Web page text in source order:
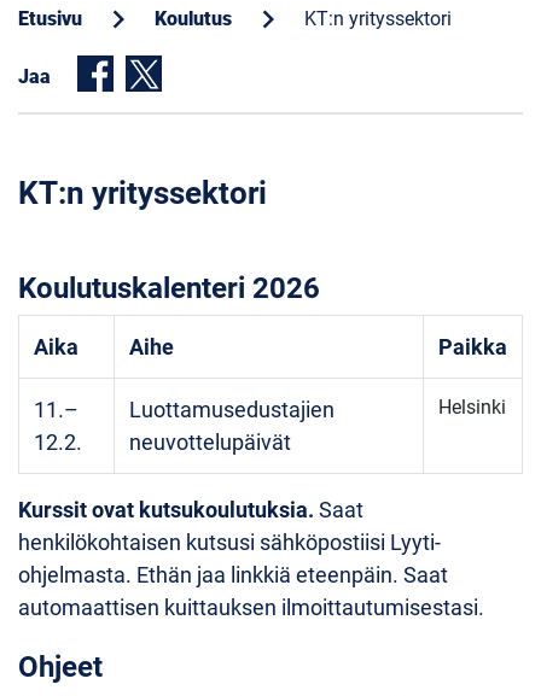
Etusivu chevron_right Koulutus chevron_right KT:n yrityssektori
Jaa
KT:n yrityssektori
Koulutuskalenteri 2026
Aika Aihe Paikka
11.–
12.2.
Luottamusedustajien
neuvottelupäivät
Helsinki
Kurssit ovat kutsukoulutuksia. Saat
henkilökohtaisen kutsusi sähköpostiisi Lyyti-
ohjelmasta. Ethän jaa linkkiä eteenpäin. Saat
automaattisen kuittauksen ilmoittautumisestasi.
Ohjeet